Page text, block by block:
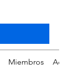
Miembros